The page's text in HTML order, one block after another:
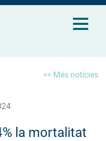
<< Més notícies
la mortalitat